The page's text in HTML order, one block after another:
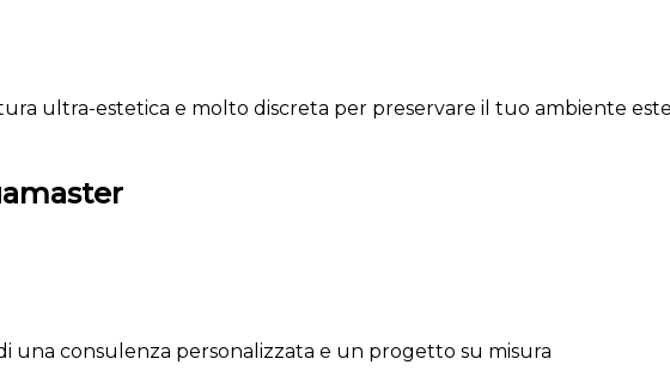
ultra-estetica e molto discreta per preservare il tuo ambiente
una consulenza personalizzata e un progetto su misura